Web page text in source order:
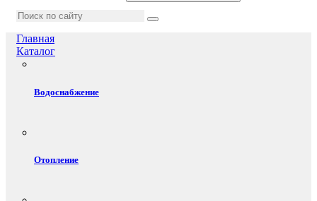
Главная
Каталог
Водоснабжение
Отопление